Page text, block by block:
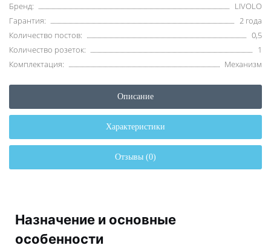
Бренд:
LIVOLO
Гарантия:
2 года
Количество постов:
0,5
Количество розеток:
1
Комплектация:
Механизм
Описание
Характеристики
Отзывы (0)
Назначение и основные
особенности